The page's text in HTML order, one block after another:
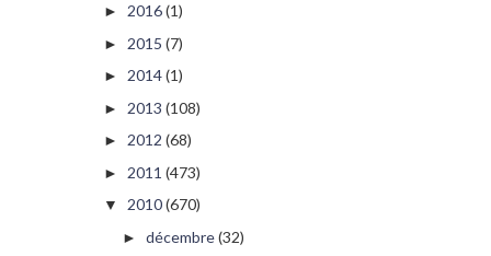
► 2016(1)
► 2015 (7)
► 2014(1)
► 2013 (108)
► 2012 (68)
► 2011 (473)
▼ 2010(670)
► décembre(32)